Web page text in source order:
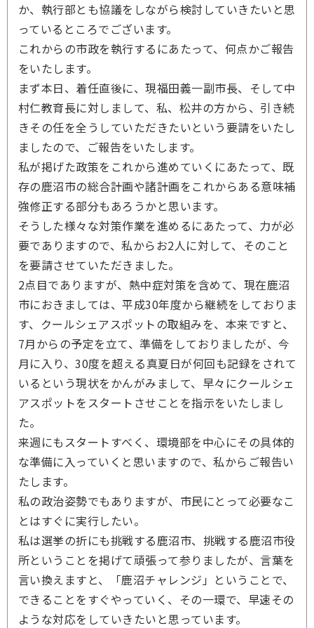
か、執行部とも協議をしながら検討していきたいと思
っているところでございます。
これからの市政を執行するにあたって、何点かご報告
をいたします。
まず本日、着任直後に、現福田義一副市長、そして中
村仁教育長に対しまして、私、松井の方から、引き続
きその任を全うしていただきたいという要請をいたし
ましたので、ご報告をいたします。
私が掲げた政策をこれから進めていくにあたって、既
存の鹿沼市の総合計画や諸計画をこれからある意味補
強修正する部分もあろうかと思います。
そうした様々な対策作業を進めるにあたって、力が必
要でありますので、私からお2人に対して、そのこと
を要請させていただきました。
2点目でありますが、熱中症対策を含めて、現在鹿沼
市におきましては、平成30年度から継続をしておりま
す、クールシェアスポットの取組みを、本来ですと、
7月からの予定を立て、準備をしておりましたが、今
月に入り、30度を超える真夏日が何回も記録をされて
いるという現状をかんがみまして、早々にクールシェ
アスポットをスタートさせことを指示をいたしまし
た。
来週にもスタートすべく、環境部を中心にその具体的
な準備に入っていくと思いますので、私からご報告い
たします。
私の政治姿勢でもありますが、市民にとって必要なこ
とはすぐに実行したい。
私は選挙の折にも挑戦する鹿沼市、挑戦する鹿沼市役
所ということを掲げて頑張って参りましたが、言葉を
言い換えますと、「鹿沼チャレンジ」ということで、
できることをすぐやっていく、その一環で、早速その
ような対応をしていきたいと思っています。